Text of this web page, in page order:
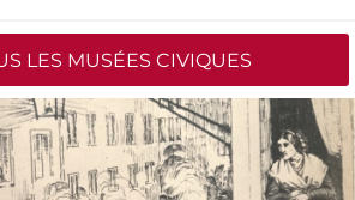
LES MUSÉES CIVIQUES